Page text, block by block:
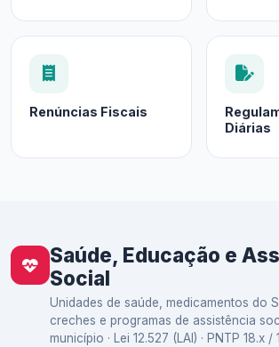
Renúncias Fiscais
Diárias
Saúde, Educação e
Social
Unidades de saúde, medicamentos do
creches e programas de assistência
município · Lei 12.527 (LAI) · PNTP 18.x /